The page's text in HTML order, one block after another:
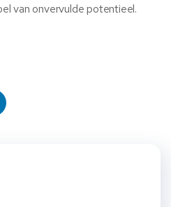
van onvervulde potentieel.